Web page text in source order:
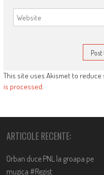
This site uses Akismet to reduce
is processed.
ARTICOLE RECENTE:
Orban duce PNL la groapa pe
muzica #Rezist